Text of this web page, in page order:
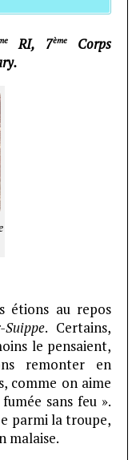
RI, 7èmeCorps
étions au repos
Suippe. Certains,
le pensaient,
remonter en
comme on aime
sans feu ».
parmi la troupe,
malaise.